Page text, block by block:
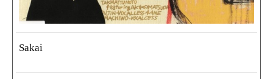
Sakai